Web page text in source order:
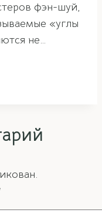
фэн-шуй,
«углы
не…